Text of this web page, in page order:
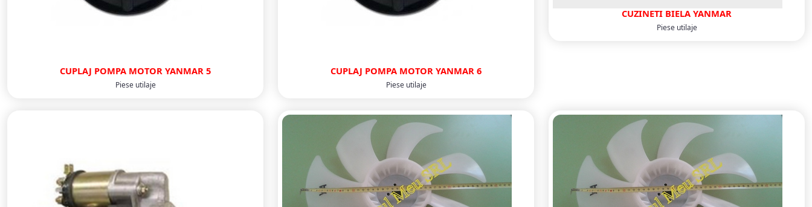
CUPLAJ POMPA MOTOR YANMAR 5
Piese utilaje
CUPLAJ POMPA MOTOR YANMAR 6
Piese utilaje
CUZINETI BIELA YANMAR
Piese utilaje